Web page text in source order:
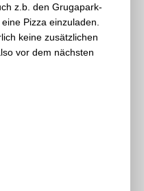
z.b. den Grugapark-
Pizza einzuladen.
keine zusätzlichen
vor dem nächsten